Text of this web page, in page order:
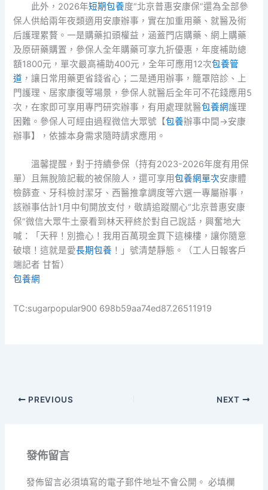
此外，2026年短期包養度“北京普惠安康保”還為全部參
保人供給兩年夜類適用安康辦事，實在加重用藥、就醫及術
后護理累贅。一是購藥扣頭權益，涵蓋門店購藥、網上購藥
及原研藥購置，參保人全年購藥可享九折優惠，年度補助總
額1800元，單次最高補助400元，全年可應用12次包養管
道 ，讓日常用藥更省錢省心；二是通用辦事，籠罩陪診、上
門護理、居家康復等場景，參保人就醫后全年可不花錢應用5
次，在家即可享用專門研究辦事，有用處理就醫包養網護理
困難。參保人可經由過程微信大眾號【包養辦事中間→安康
辦事】，依據本身需求隨時請求應用。
溫馨提醒，對于持續參保（持有2023-2026年度有用保
單）且無脫險記載的被保險人，還可享用包養網單次安康體
檢篩查、牙科檢討潔牙、西醫推拿調度等六選一專屬辦事，
該辦事估計1月中旬開放支付，敬請追蹤關心“北京普惠安康
保”微信大眾牛土豪看到林天秤終於對自己說話，興奮地大
喊：「天秤！別擔心！我用百萬現金買下這棟樓，讓你隨意
破壞！這就是愛長期包養 ！」號清楚靜態。（工人日報客戶
端記者 甘皙）
包養網
TC:sugarpopular900 698b59aa74ed87.26511919
PREVIOUS NEXT
發佈留言
發佈留言必須填寫的電子郵件地址不會公開。 必填欄